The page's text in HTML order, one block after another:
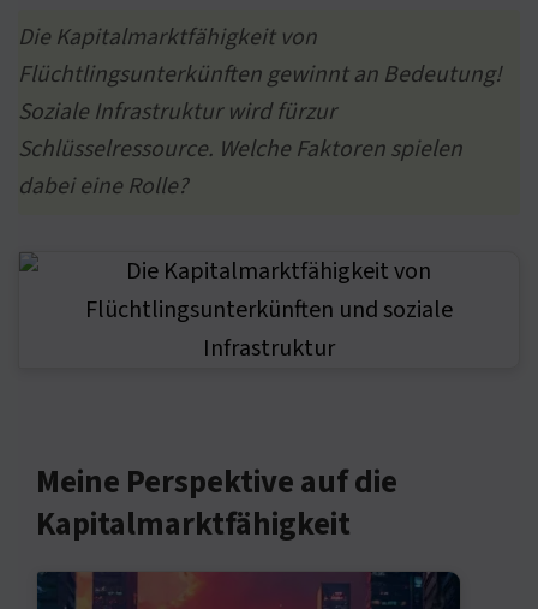
Die Kapitalmarktfähigkeit von
Flüchtlingsunterkünften gewinnt an Bedeutung!
Soziale Infrastruktur wird fürzur
Schlüsselressource. Welche Faktoren spielen
dabei eine Rolle?
Meine Perspektive auf die
Kapitalmarktfähigkeit